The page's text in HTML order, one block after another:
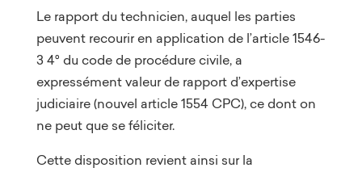
Le rapport du technicien, auquel les parties
peuvent recourir en application de l’article 1546-
3 4° du code de procédure civile, a
expressément valeur de rapport d’expertise
judiciaire (nouvel article 1554 CPC), ce dont on
ne peut que se féliciter.
Cette disposition revient ainsi sur la